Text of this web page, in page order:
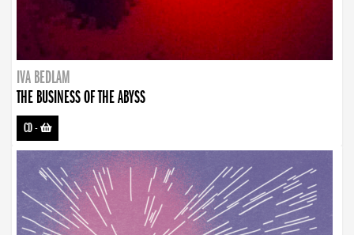
IVA BEDLAM
THE BUSINESS OF THE ABYSS
CD-